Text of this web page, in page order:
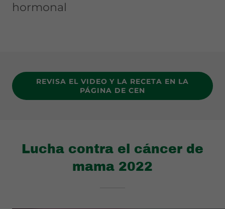
hormonal
REVISA EL VIDEO Y LA RECETA EN LA
PÁGINA DE CEN
Lucha contra el cáncer de
mama 2022